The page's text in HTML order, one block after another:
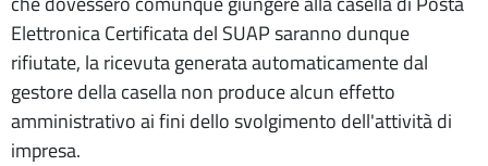
Elettronica Certificata del SUAP saranno dunque
rifiutate, la ricevuta generata automaticamente dal
gestore della casella non produce alcun effetto
amministrativo ai fini dello svolgimento dell'attività di
impresa.